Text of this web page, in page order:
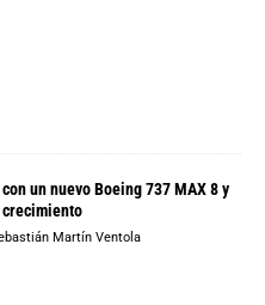
un nuevo Boeing 737 MAX 8 y
Martín Ventola